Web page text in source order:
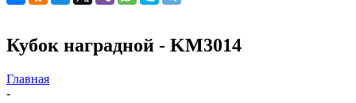
Кубок наградной - KM3014
Главная
-